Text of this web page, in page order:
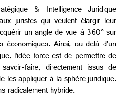
& Intelligence Juridique
juristes qui veulent élargir leur
un angle de vue à 360° sur
économiques. Ainsi, au-delà d’un
l’idée force est de permettre de
faire, directement issus de
les appliquer à la sphère juridique.
radicalement hybride.